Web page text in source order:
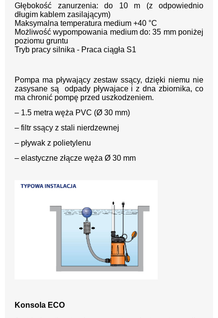
Głębokość zanurzenia: do 10 m (z odpowiednio
długim kablem zasilającym)
Maksymalna temperatura medium +40 °C
Możliwość wypompowania medium do: 35 mm poniżej
poziomu gruntu
Tryb pracy silnika - Praca ciągła S1
Pompa ma pływający zestaw ssący, dzięki niemu nie
zasysane są odpady pływajace i z dna zbiornika, co
ma chronić pompę przed uszkodzeniem.
– 1.5 metra węża PVC (Ø 30 mm)
– filtr ssący z stali nierdzewnej
– pływak z polietylenu
– elastyczne złącze węża Ø 30 mm
Konsola ECO